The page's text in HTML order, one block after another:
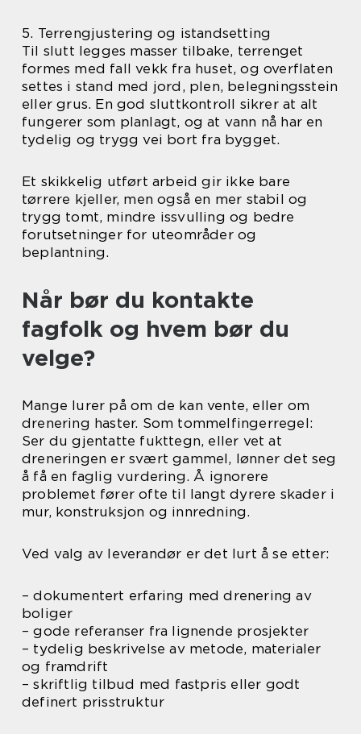
5. Terrengjustering og istandsetting
Til slutt legges masser tilbake, terrenget
formes med fall vekk fra huset, og overflaten
settes i stand med jord, plen, belegningsstein
eller grus. En god sluttkontroll sikrer at alt
fungerer som planlagt, og at vann nå har en
tydelig og trygg vei bort fra bygget.
Et skikkelig utført arbeid gir ikke bare
tørrere kjeller, men også en mer stabil og
trygg tomt, mindre issvulling og bedre
forutsetninger for uteområder og
beplantning.
Når bør du kontakte
fagfolk og hvem bør du
velge?
Mange lurer på om de kan vente, eller om
drenering haster. Som tommelfingerregel:
Ser du gjentatte fukttegn, eller vet at
dreneringen er svært gammel, lønner det seg
å få en faglig vurdering. Å ignorere
problemet fører ofte til langt dyrere skader i
mur, konstruksjon og innredning.
Ved valg av leverandør er det lurt å se etter:
– dokumentert erfaring med drenering av
boliger
– gode referanser fra lignende prosjekter
– tydelig beskrivelse av metode, materialer
og framdrift
– skriftlig tilbud med fastpris eller godt
definert prisstruktur